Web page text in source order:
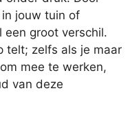
jouw tuin of
een groot verschil.
telt; zelfs als je maar
mee te werken,
van deze